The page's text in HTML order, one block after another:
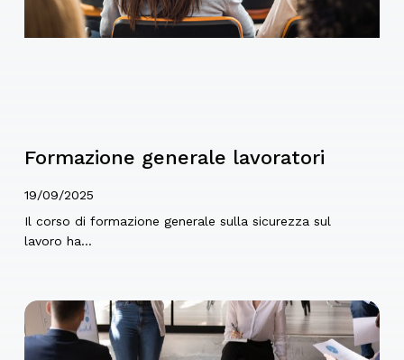
Formazione generale lavoratori
19/09/2025
Il corso di formazione generale sulla sicurezza sul
lavoro ha…